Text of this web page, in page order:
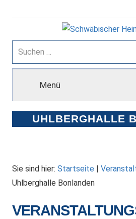
Inhalt
Schwäbischer
Heimatbund
Suchen
nach:
Menü
UHLBERGHALLE
Sie sind hier: Startseite |
Uhlberghalle Bonlanden